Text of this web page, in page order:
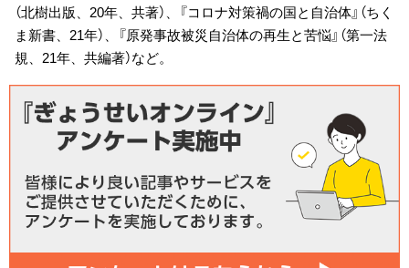
（北樹出版、20年、共著）、『コロナ対策禍の国と自治体』（ちく
ま新書、21年）、『原発事故被災自治体の再生と苦悩』（第一法
規、21年、共編著）など。